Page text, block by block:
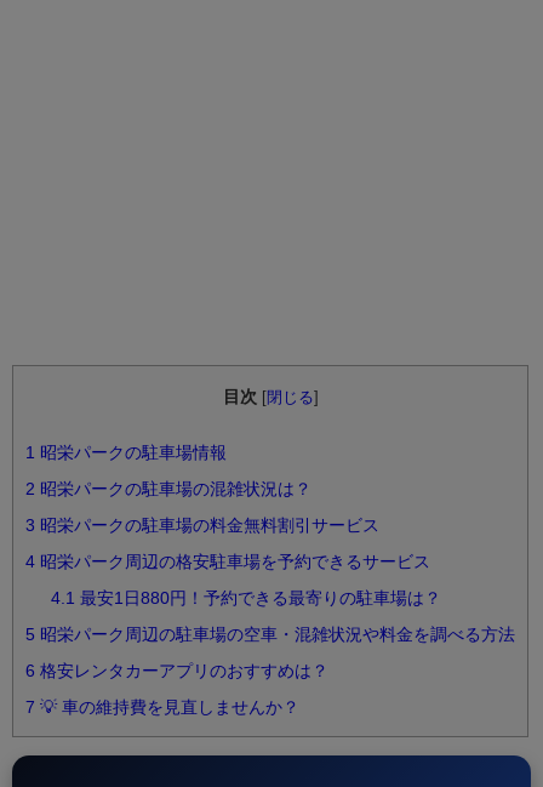
目次 閉じる
1 昭栄パークの駐車場情報
2 昭栄パークの駐車場の混雑状況は？
3 昭栄パークの駐車場の料金無料割引サービス
4 昭栄パーク周辺の格安駐車場を予約できるサービス
4.1 最安1日880円！予約できる最寄りの駐車場は？
5 昭栄パーク周辺の駐車場の空車・混雑状況や料金を調べる方法
6 格安レンタカーアプリのおすすめは？
7 💡 車の維持費を見直しませんか？